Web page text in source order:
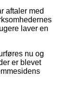
aftaler med
laver en
nu og
er blevet